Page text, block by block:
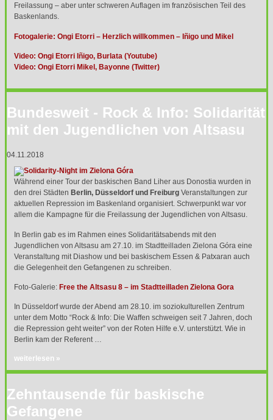
Freilassung – aber unter schweren Auflagen im französischen Teil des
Baskenlands.
Fotogalerie: Ongi Etorri – Herzlich willkommen – Iñigo und Mikel
Video: Ongi Etorri Iñigo, Burlata (Youtube)
Video: Ongi Etorri Mikel, Bayonne (Twitter)
Bundesweit - Rock & Info: Solidarität
mit den Jugendlichen von Altsasu
04.11.2018
Während einer Tour der baskischen Band Liher aus Donostia wurden in
den drei Städten Berlin, Düsseldorf und Freiburg Veranstaltungen zur
aktuellen Repression im Baskenland organisiert. Schwerpunkt war vor
allem die Kampagne für die Freilassung der Jugendlichen von Altsasu.
In Berlin gab es im Rahmen eines Solidaritätsabends mit den
Jugendlichen von Altsasu am 27.10. im Stadtteilladen Zielona Góra eine
Veranstaltung mit Diashow und bei baskischem Essen & Patxaran auch
die Gelegenheit den Gefangenen zu schreiben.
Foto-Galerie: Free the Altsasu 8 – im Stadtteilladen Zielona Gora
In Düsseldorf wurde der Abend am 28.10. im soziokulturellen Zentrum
unter dem Motto “Rock & Info: Die Waffen schweigen seit 7 Jahren, doch
die Repression geht weiter” von der Roten Hilfe e.V. unterstützt. Wie in
Berlin kam der Referent …
weiterlesen »
Zehntausende für baskische
Gefangene